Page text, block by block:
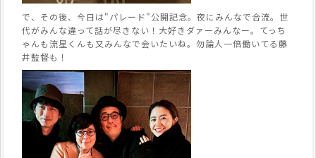
で、その後、今日は"パレード"公開記念。夜にみんなで合流。世
代がみんな違って話が尽きない！大好きダァーみんなー。てっち
ゃんも流星くんも又みんなで会いたいね。勿論人一倍働いてる藤
井監督も！